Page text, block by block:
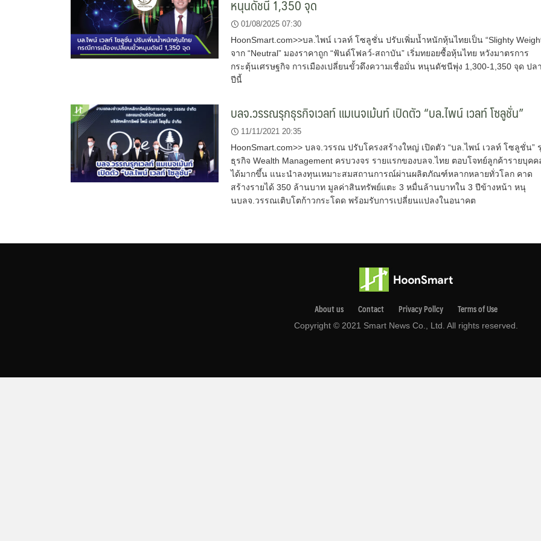
หนุนดัชนี 1,350 จุด
01/08/2025 07:30
HoonSmart.com>>บล.ไพน์ เวลท์ โซลูชั่น ปรับเพิ่มน้ำหนักหุ้นไทยเป็น “Slighty
จาก “Neutral” มองราคาถูก “ฟันด์โฟลว์-สถาบัน” เริ่มทยอยซื้อหุ้นไทย หวังมาตรการ
กระตุ้นเศรษฐกิจ การเมืองเปลี่ยนขั้วดึงความเชื่อมั่น หนุนดัชนีพุ่ง 1,300-1,350 จุด ปล
ปีนี้
บลจ.วรรณรุกธุรกิจเวลท์ แมเนจเม้นท์ เปิดตัว “บล.ไพน์ เวลท์ โซลูชั่น”
11/11/2021 20:35
HoonSmart.com>> บลจ.วรรณ ปรับโครงสร้างใหญ่ เปิดตัว “บล.ไพน์ เวลท์ โซลูชั่น”
ธุรกิจ Wealth Management ครบวงจร รายแรกของบลจ.ไทย ตอบโจทย์ลูกค้ารายบุคค
ได้มากขึ้น แนะนำลงทุนเหมาะสมสถานการณ์ผ่านผลิตภัณฑ์หลากหลายทั่วโลก คาด
สร้างรายได้ 350 ล้านบาท มูลค่าสินทรัพย์แตะ 3 หมื่นล้านบาทใน 3 ปีข้างหน้า หนุ
นบลจ.วรรณเติบโตก้าวกระโดด พร้อมรับการเปลี่ยนแปลงในอนาคต
About us Contact Privacy Pollcy Terms of Use
Copyright © 2021 Smart News Co., Ltd. All rights reserved.